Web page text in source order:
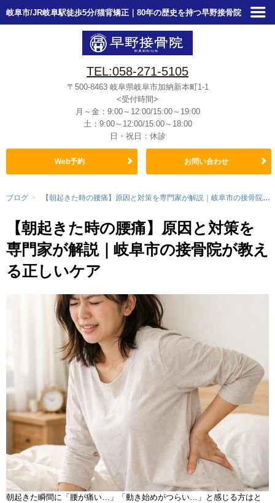
岐阜市/JR岐阜駅徒歩5分/猫背矯正｜80年の歴史を持つ早野接骨院
TEL:058-271-5105
〒500-8463 岐阜県岐阜市加納新本町1-1
<受付時間>
月～金：9:00～12:00/15:00～19:00
土：9:00～12:00/15:00～18:00
日・祝日：休診
Web予約 お問い合わせ
ブログ >
【朝起きた時の腰痛】原因と対策を
専門家が解説｜岐阜市の接骨院が教え
る正しいケア
朝起きた瞬間に「腰が痛い…」「動き始めがつらい…」と感じる方はと